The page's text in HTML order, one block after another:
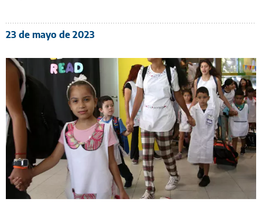
23 de mayo de 2023